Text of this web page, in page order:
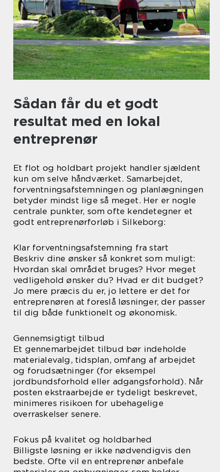
Sådan får du et godt
resultat med en lokal
entreprenør
Et flot og holdbart projekt handler sjældent
kun om selve håndværket. Samarbejdet,
forventningsafstemningen og planlægningen
betyder mindst lige så meget. Her er nogle
centrale punkter, som ofte kendetegner et
godt entreprenørforløb i Silkeborg:
Klar forventningsafstemning fra start
Beskriv dine ønsker så konkret som muligt:
Hvordan skal området bruges? Hvor meget
vedligehold ønsker du? Hvad er dit budget?
Jo mere præcis du er, jo lettere er det for
entreprenøren at foreslå løsninger, der passer
til dig både funktionelt og økonomisk.
Gennemsigtigt tilbud
Et gennemarbejdet tilbud bør indeholde
materialevalg, tidsplan, omfang af arbejdet
og forudsætninger (for eksempel
jordbundsforhold eller adgangsforhold). Når
posten ekstraarbejde er tydeligt beskrevet,
minimeres risikoen for ubehagelige
overraskelser senere.
Fokus på kvalitet og holdbarhed
Billigste løsning er ikke nødvendigvis den
bedste. Ofte vil en entreprenør anbefale